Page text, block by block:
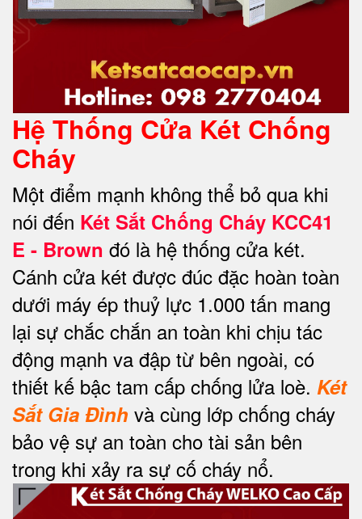
Hệ Thống Cửa Két Chống
Cháy
Một điểm mạnh không thể bỏ qua khi
nói đến Két Sắt Chống Cháy KCC41
E - Brown đó là hệ thống cửa két.
Cánh cửa két được đúc đặc hoàn toàn
dưới máy ép thuỷ lực 1.000 tấn mang
lại sự chắc chắn an toàn khi chịu tác
động mạnh va đập từ bên ngoài, có
thiết kế bậc tam cấp chống lửa loè. Két
Sắt Gia Đình và cùng lớp chống cháy
bảo vệ sự an toàn cho tài sản bên
trong khi xảy ra sự cố cháy nổ.